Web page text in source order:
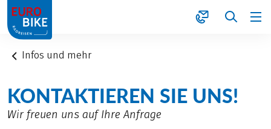
1
Infos und mehr
KONTAKTIEREN SIE UNS!
Wir freuen uns auf Ihre Anfrage